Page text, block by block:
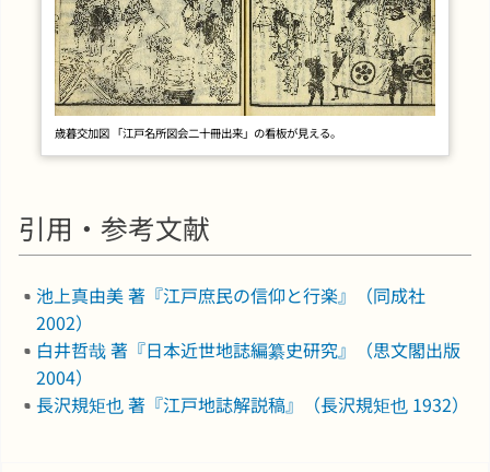
歳暮交加図 「江戸名所図会二十冊出来」の看板が見える。
引用・参考文献
池上真由美 著『江戸庶民の信仰と行楽』（同成社
2002）
白井哲哉 著『日本近世地誌編纂史研究』（思文閣出版
2004）
長沢規矩也 著『江戸地誌解説稿』（長沢規矩也 1932）